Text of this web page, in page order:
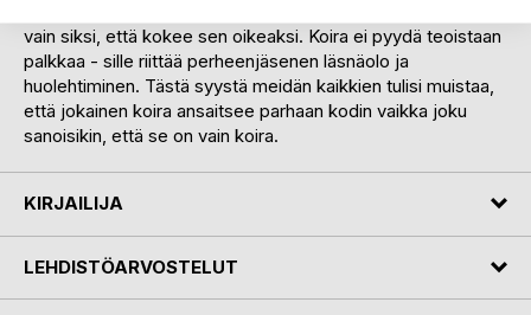
vain siksi, että kokee sen oikeaksi. Koira ei pyydä teoistaan
palkkaa - sille riittää perheenjäsenen läsnäolo ja
huolehtiminen. Tästä syystä meidän kaikkien tulisi muistaa,
että jokainen koira ansaitsee parhaan kodin vaikka joku
sanoisikin, että se on vain koira.
KIRJAILIJA
LEHDISTÖARVOSTELUT